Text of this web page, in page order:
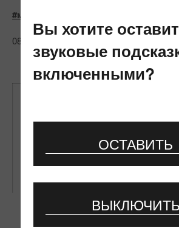
Вы хотите
звуковые
включенными?
ОСТАВИТЬ
ВЫКЛЮЧИТЬ
#мероприятия
08.08.2025